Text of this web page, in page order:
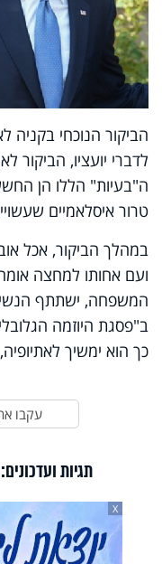
הביקור הנוכחי בקניה
לדברי יועציו, הביקור
ה"בעיות" הללו הן
טרור איסלאמיים
במהלך הביקור, אכל
ועם אחותו למחצה
המשפחה, ישתתף
ב"פסגת היוזמה
כך הוא ימשיך
עקבו
תגיות ועדכונים:
X